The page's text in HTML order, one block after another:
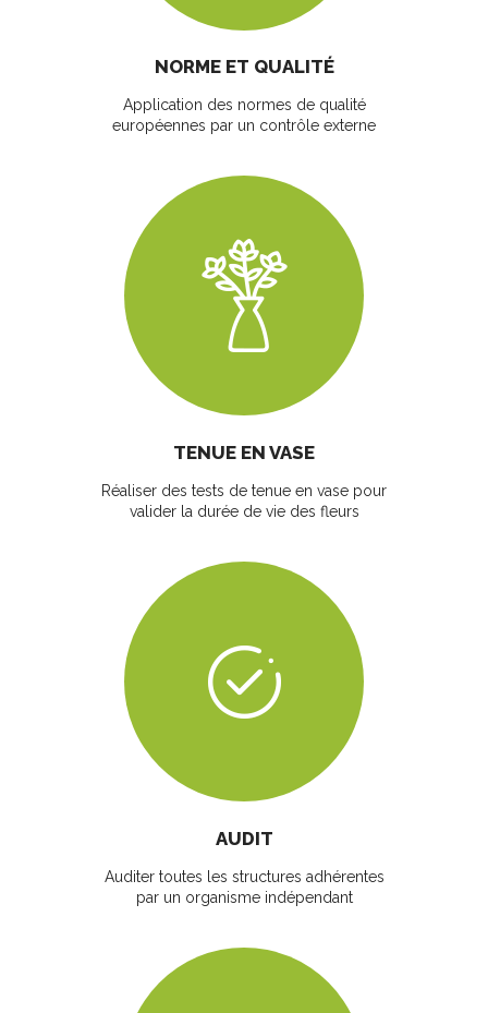
NORME ET QUALITÉ
Application des normes de qualité
européennes par un contrôle externe
TENUE EN VASE
Réaliser des tests de tenue en vase pour
valider la durée de vie des fleurs
AUDIT
Auditer toutes les structures adhérentes
par un organisme indépendant